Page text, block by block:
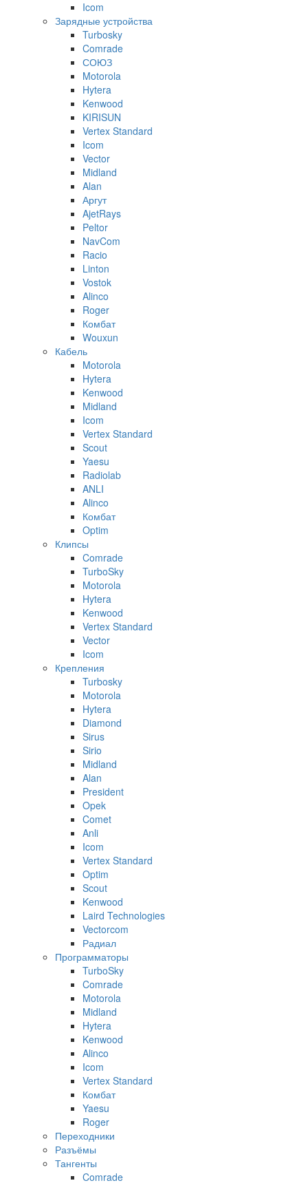
Icom
Зарядные устройства
Turbosky
Comrade
СОЮЗ
Motorola
Hytera
Kenwood
KIRISUN
Vertex Standard
Icom
Vector
Midland
Alan
Аргут
AjetRays
Peltor
NavCom
Racio
Linton
Vostok
Alinco
Roger
Комбат
Wouxun
Кабель
Motorola
Hytera
Kenwood
Midland
Icom
Vertex Standard
Scout
Yaesu
Radiolab
ANLI
Alinco
Комбат
Optim
Клипсы
Comrade
TurboSky
Motorola
Hytera
Kenwood
Vertex Standard
Vector
Icom
Крепления
Turbosky
Motorola
Hytera
Diamond
Sirus
Sirio
Midland
Alan
President
Opek
Comet
Anli
Icom
Vertex Standard
Optim
Scout
Kenwood
Laird Technologies
Vectorcom
Радиал
Программаторы
TurboSky
Comrade
Motorola
Midland
Hytera
Kenwood
Alinco
Icom
Vertex Standard
Комбат
Yaesu
Roger
Переходники
Разъёмы
Тангенты
Comrade